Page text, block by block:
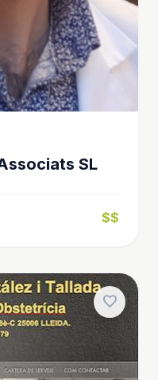
SL
$$
favorite